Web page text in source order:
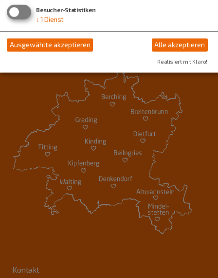
Kontakt
Besucher-Statistiken
↓ 1 Dienst
Ausgewählte akzeptieren Alle akzeptieren
Realisiert mit Klaro!